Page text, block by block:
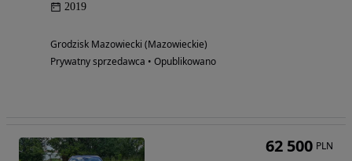
2019
Grodzisk Mazowiecki (Mazowieckie)
Prywatny sprzedawca • Opublikowano
62 500 PLN